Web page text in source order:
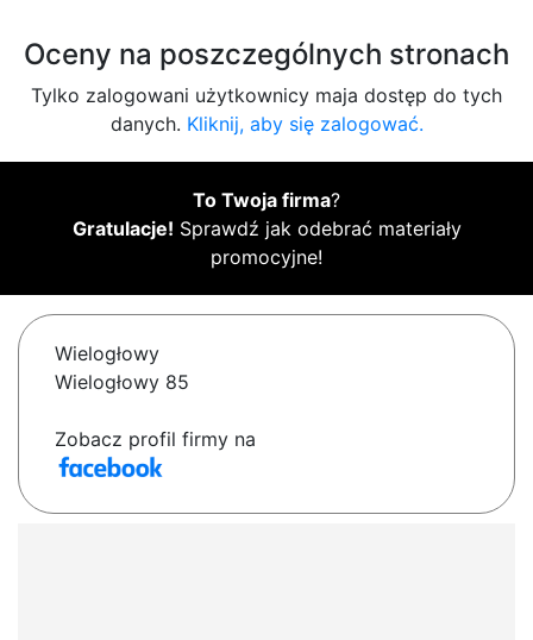
Oceny na poszczególnych stronach
Tylko zalogowani użytkownicy maja dostęp do tych
danych. Kliknij, aby się zalogować.
To Twoja firma?
Gratulacje! Sprawdź jak odebrać materiały
promocyjne!
Wielogłowy
Wielogłowy 85
Zobacz profil firmy na